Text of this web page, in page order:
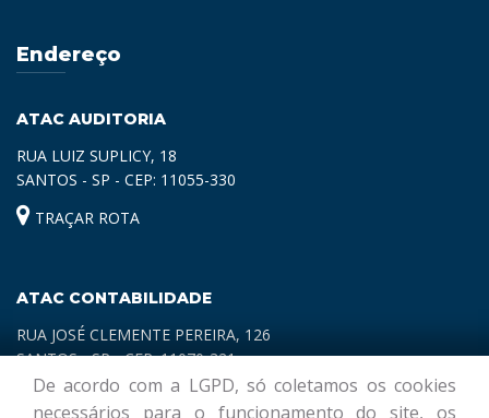
Endereço
ATAC AUDITORIA
RUA LUIZ SUPLICY, 18
SANTOS - SP - CEP: 11055-330
TRAÇAR ROTA
ATAC CONTABILIDADE
RUA JOSÉ CLEMENTE PEREIRA, 126
SANTOS - SP - CEP: 11070-321
TRAÇAR ROTA
De acordo com a LGPD, só coletamos os cookies
necessários para o funcionamento do site, os